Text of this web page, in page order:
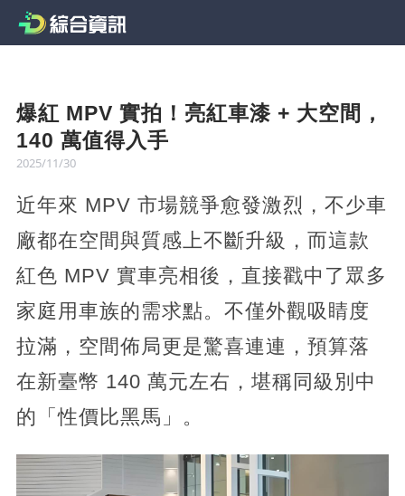
爆紅 MPV 實拍！亮紅車漆 + 大空間，
140 萬值得入手
2025/11/30
近年來 MPV 市場競爭愈發激烈，不少車
廠都在空間與質感上不斷升級，而這款
紅色 MPV 實車亮相後，直接戳中了眾多
家庭用車族的需求點。不僅外觀吸睛度
拉滿，空間佈局更是驚喜連連，預算落
在新臺幣 140 萬元左右，堪稱同級別中
的「性價比黑馬」。